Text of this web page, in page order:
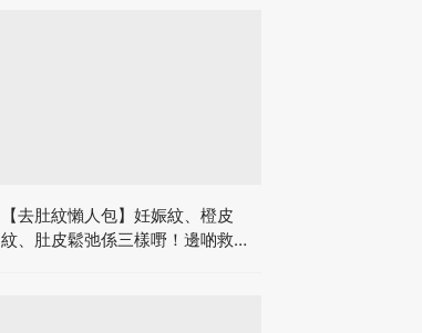
【去肚紋懶人包】妊娠紋、橙皮
紋、肚皮鬆弛係三樣嘢！邊啲救得